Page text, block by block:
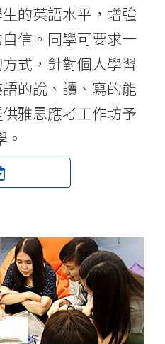
的英語水平，增強
信。同學可要求一
式，針對個人學習
的說、讀、寫的能
雅思應考工作坊予